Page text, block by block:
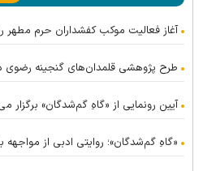
آغاز فعالیت موکب کفشداران حرم
طرح پژوهشی قلمدان‌های گنجینه
آیین رونمایی از «گاهِ گم‌شدگان» برگزار
«گاهِ گم‌شدگان»؛ روایتی ادبی از